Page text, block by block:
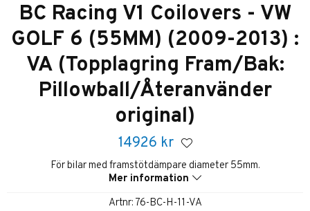
BC Racing V1 Coilovers - VW
GOLF 6 (55MM) (2009-2013) :
VA (Topplagring Fram/Bak:
Pillowball/Återanvänder
original)
14926 kr
För bilar med framstötdämpare diameter 55mm.
Mer information
Artnr: 76-BC-H-11-VA